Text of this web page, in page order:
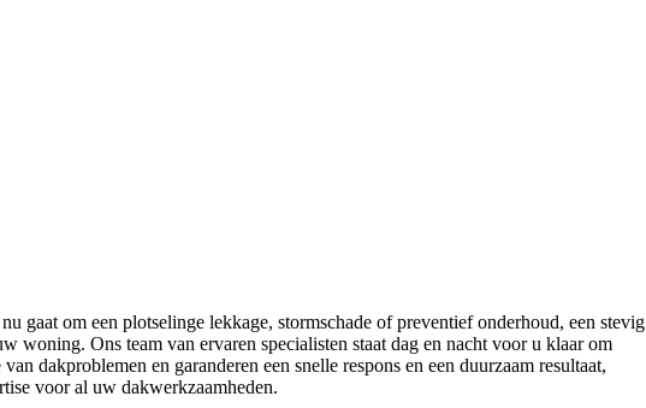
gaat om een plotselinge lekkage, stormschade of preventief onderhoud, een stevig
woning. Ons team van ervaren specialisten staat dag en nacht voor u klaar om
dakproblemen en garanderen een snelle respons en een duurzaam resultaat,
voor al uw dakwerkzaamheden.